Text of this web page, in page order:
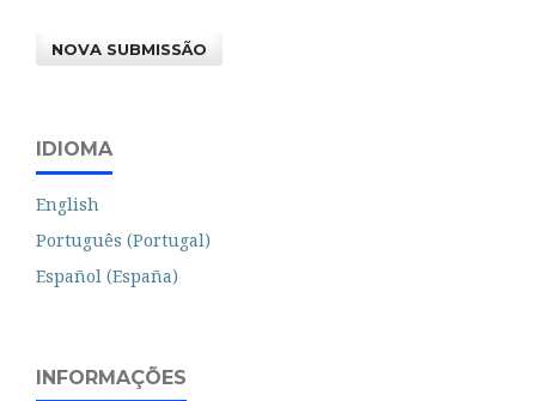
NOVA SUBMISSÃO
IDIOMA
English
Português (Portugal)
Español (España)
INFORMAÇÕES